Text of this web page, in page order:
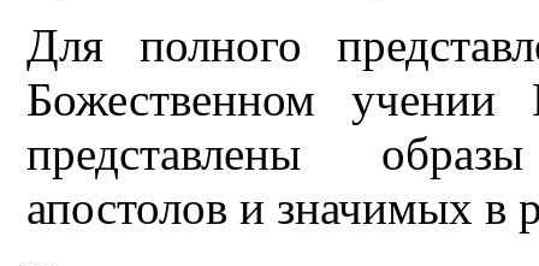
Для полного
Божественном учении
представлены
апостолов и значимых в